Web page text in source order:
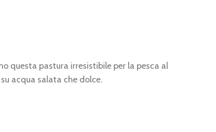
questa pastura irresistibile per la pesca al
acqua salata che dolce.